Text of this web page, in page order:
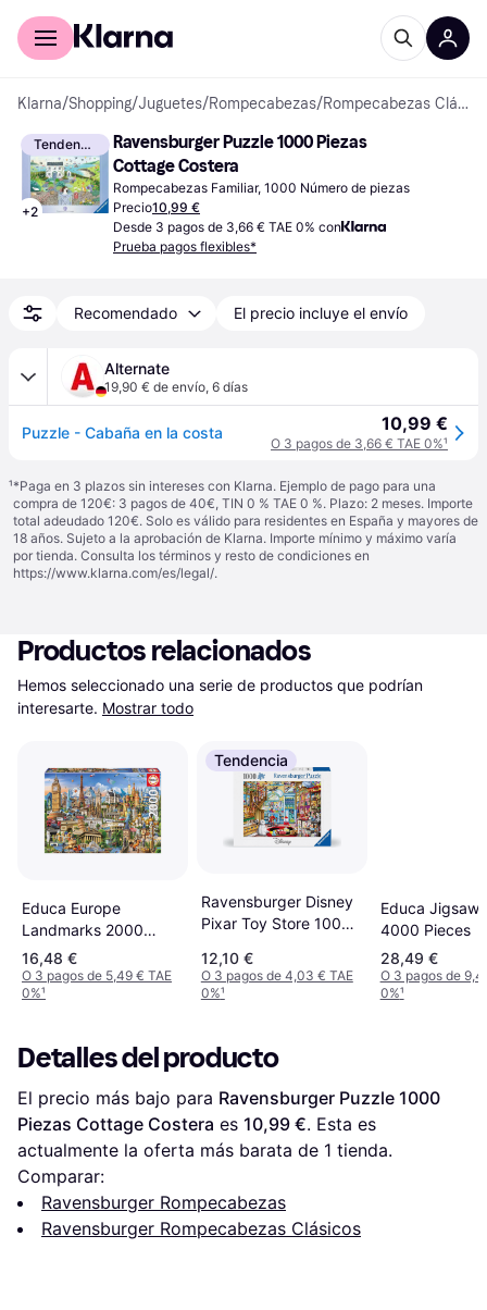
Comprar con Klarna
Klarna/Shopping/Juguetes/Rompecabezas/ Rompecabezas Clásicos
Tendencia
+2
Ravensburger Puzzle 1000 Piezas
Cottage Costera
Rompecabezas Familiar, 1000 Número de piezas
Precio10,99 €
Desde 3 pagos de 3,66 € TAE 0% con
Prueba pagos flexibles*
Recomendado El precio incluye el envío
Alternate
19,90 € de envío, 6 días
Puzzle - Cabaña en la costa 10,99 €
O 3 pagos de 3,66 € TAE 0%¹
¹*Paga en 3 plazos sin intereses con Klarna. Ejemplo de pago para una
compra de 120€: 3 pagos de 40€, TIN 0 % TAE 0 %. Plazo: 2 meses. Importe
total adeudado 120€. Solo es válido para residentes en España y mayores de
18 años. Sujeto a la aprobación de Klarna. Importe mínimo y máximo varía
por tienda. Consulta los términos y resto de condiciones en
https://www.klarna.com/es/legal/.
Productos relacionados
Hemos seleccionado una serie de productos que podrían
interesarte. Mostrar todo
Educa Europe
Landmarks 2000
Pieces
16,48 €
O 3 pagos de 5,49 € TAE
0%¹
Tendencia
Ravensburger Disney
Pixar Toy Store 1000
12,10 €
O 3 pagos de 4,03 € TAE
0%¹
Educa Jigsaw
4000 Pieces
28,49 €
O 3 pagos de
0%¹
Detalles del producto
El precio más bajo para Ravensburger Puzzle 1000
Piezas Cottage Costera es 10,99 €. Esta es
actualmente la oferta más barata de 1 tienda.
Comparar:
Ravensburger Rompecabezas
Ravensburger Rompecabezas Clásicos